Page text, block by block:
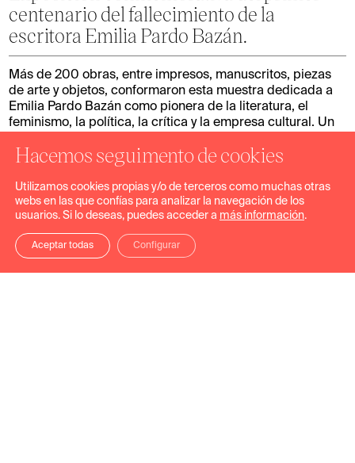
centenario del fallecimiento de la
escritora Emilia Pardo Bazán.
Más de 200 obras, entre impresos, manuscritos, piezas
de arte y objetos, conformaron esta muestra dedicada a
Emilia Pardo Bazán como pionera de la literatura, el
feminismo, la política, la crítica y la empresa cultural. Un
entre ellos su hogar en el Pazo de Meirás, que mostraron
una vida y obra cruciales para comprender la historia
intelectual y literaria del cambio de siglo.
Trabajo realizado: Producción, montaje, iluminación y
audiovisuales.
Hacemos seguimento de cookies
Utilizamos cookies propias y/o de terceros como muchas otras
webs en las que confías para analizar la navegación de los
usuarios. Si lo deseas, puedes acceder a más información.
Aceptar todas Configurar